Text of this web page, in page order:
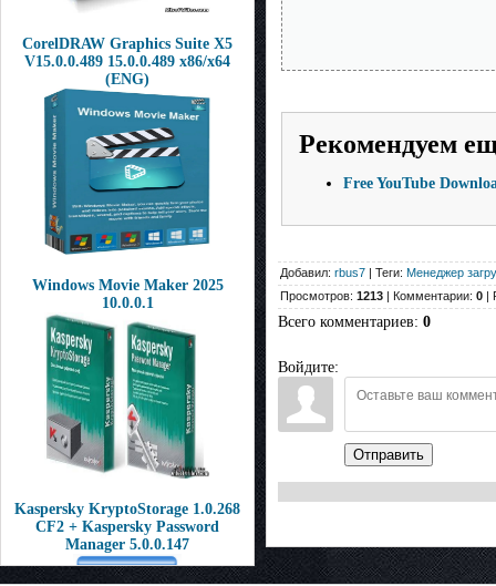
CorelDRAW Graphics Suite X5
V15.0.0.489 15.0.0.489 x86/x64
(ENG)
Windows Movie Maker 2025
10.0.0.1
Kaspersky KryptoStorage 1.0.268
CF2 + Kaspersky Password
Manager 5.0.0.147
Рекомендуем
Free YouTube
Добавил: rbus7 | Теги: Менеджер
Просмотров: 1213 | Комментарии: 0 |
Всего комментариев: 0
Войдите:
Отправить